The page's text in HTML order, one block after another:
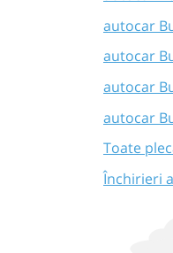
autocar
autocar
autocar
autocar
Toate
Închirieri